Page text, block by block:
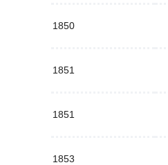
1850
1851
1851
1853